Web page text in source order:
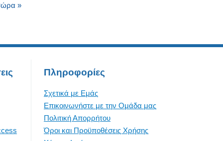
»
Πληροφορίες
Σχετικά με Εμάς
Επικοινωνήστε με την Oμάδα μας
Πολιτική Απορρήτου
Όροι και Προϋποθέσεις Χρήσης